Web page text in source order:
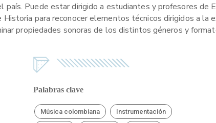
Puede estar dirigido a estudiantes y profesores de
Historia para reconocer elementos técnicos dirigidos a
propiedades sonoras de los distintos géneros y
Palabras clave
Música colombiana Instrumentación